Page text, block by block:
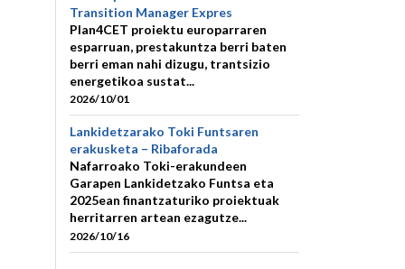
Transition Manager Expres
Plan4CET proiektu europarraren
esparruan, prestakuntza berri baten
berri eman nahi dizugu, trantsizio
energetikoa sustat...
2026/10/01
Lankidetzarako Toki Funtsaren
erakusketa – Ribaforada
Nafarroako Toki-erakundeen
Garapen Lankidetzako Funtsa eta
2025ean finantzaturiko proiektuak
herritarren artean ezagutze...
2026/10/16